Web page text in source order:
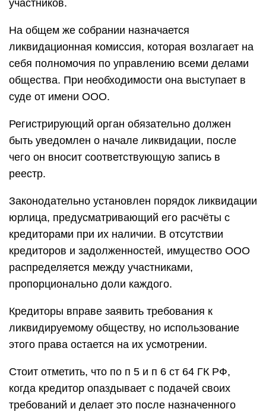
участников.
На общем же собрании назначается
ликвидационная комиссия, которая возлагает на
себя полномочия по управлению всеми делами
общества. При необходимости она выступает в
суде от имени ООО.
Регистрирующий орган обязательно должен
быть уведомлен о начале ликвидации, после
чего он вносит соответствующую запись в
реестр.
Законодательно установлен порядок ликвидации
юрлица, предусматривающий его расчёты с
кредиторами при их наличии. В отсутствии
кредиторов и задолженностей, имущество ООО
распределяется между участниками,
пропорционально доли каждого.
Кредиторы вправе заявить требования к
ликвидируемому обществу, но использование
этого права остается на их усмотрении.
Стоит отметить, что по п 5 и п 6 ст 64 ГК РФ,
когда кредитор опаздывает с подачей своих
требований и делает это после назначенного